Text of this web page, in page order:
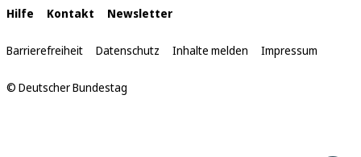
Interne
Links
Hilfe Kontakt Newsletter
Barrierefreiheit Datenschutz Inhalte melden Impressum
© Deutscher Bundestag